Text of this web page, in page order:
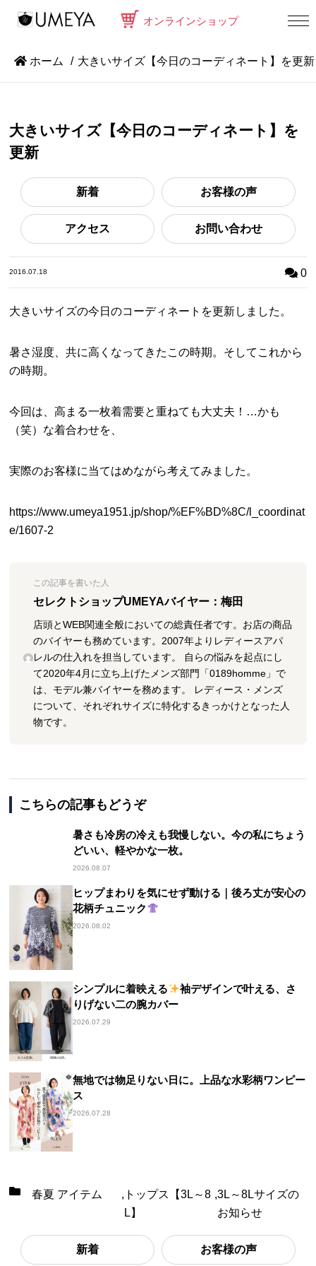
オンラインショップ
ホーム 大きいサイズ【今日のコーディネート】を更新
大きいサイズ【今日のコーディネート】を
更新
新着 お客様の声
アクセス お問い合わせ
2016.07.18 0
大きいサイズの今日のコーディネートを更新しました。
暑さ湿度、共に高くなってきたこの時期。そしてこれから
の時期。
今回は、高まる一枚着需要と重ねても大丈夫！…かも
（笑）な着合わせを、
実際のお客様に当てはめながら考えてみました。
https://www.umeya1951.jp/shop/%EF%BD%8C/l_coordinat
e/1607-2
この記事を書いた人
セレクトショップUMEYAバイヤー：梅田
店頭とWEB関連全般においての総責任者です。お店の商品
のバイヤーも務めています。2007年よりレディースアパ
レルの仕入れを担当しています。 自らの悩みを起点にし
て2020年4月に立ち上げたメンズ部門「0189homme」で
は、モデル兼バイヤーを務めます。 レディース・メンズ
について、それぞれサイズに特化するきっかけとなった人
物です。
こちらの記事もどうぞ
暑さも冷房の冷えも我慢しない。今の私にちょう
どいい、軽やかな一枚。
2026.08.07
ヒップまわりを気にせず動ける｜後ろ丈が安心の
花柄チュニック
2026.08.02
シンプルに着映える
袖デザインで叶える、さ
りげない二の腕カバー
2026.07.29
無地では物足りない日に。上品な水彩柄ワンピー
ス
2026.07.28
春夏 アイテム , トップス【3L～8
L】
,3L～8Lサイズの
お知らせ
新着 お客様の声